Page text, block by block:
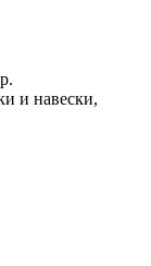
и навески,